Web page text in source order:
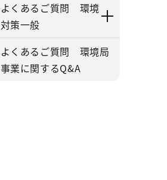
よくあるご質問 環境
対策一般
よくあるご質問 環境局
事業に関するQ&A